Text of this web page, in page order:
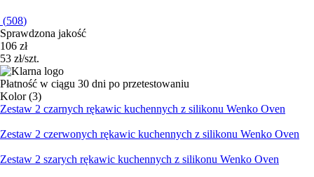
(508)
Sprawdzona jakość
106 zł
53 zł/szt.
Płatność w ciągu 30 dni po przetestowaniu
Kolor (3)
Zestaw 2 czarnych rękawic kuchennych z silikonu Wenko Oven
Zestaw 2 czerwonych rękawic kuchennych z silikonu Wenko Oven
Zestaw 2 szarych rękawic kuchennych z silikonu Wenko Oven